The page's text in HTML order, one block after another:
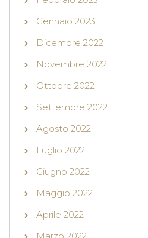
Gennaio 2023
Dicembre 2022
Novembre 2022
Ottobre 2022
Settembre 2022
Agosto 2022
Luglio 2022
Giugno 2022
Maggio 2022
Aprile 2022